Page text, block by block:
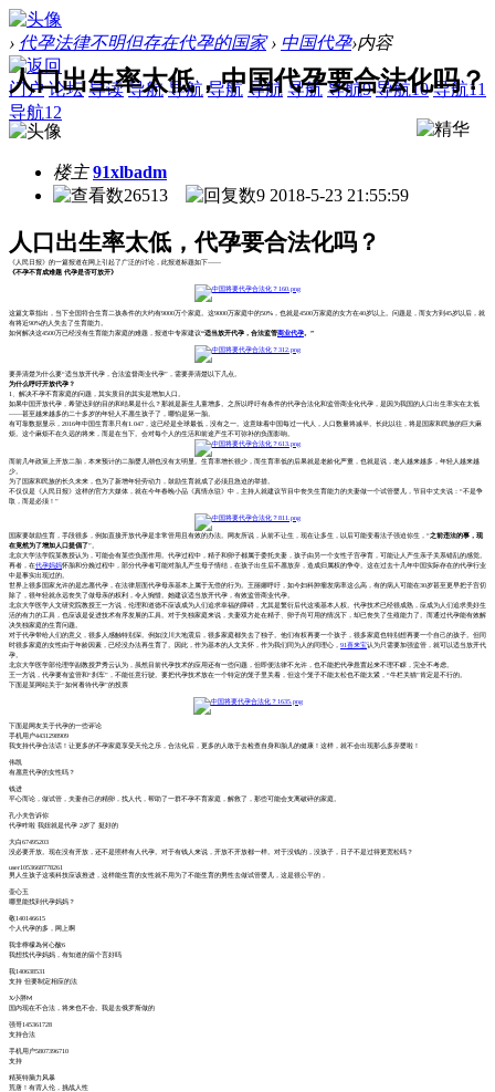
› 代孕法律不明但存在代孕的国家 › 中国代孕›内容
门户 论坛 导读 导航 导航 导航 导航 导航 导航9 导航10 导航11
导航12
人口出生率太低，中国代孕要合法化吗？
楼主 91xlbadm
26513
9 2018-5-23 21:55:59
人口出生率太低，代孕要合法化吗？
《人民日报》的一篇报道在网上引起了广泛的讨论，此报道标题如下——
《不孕不育成难题 代孕是否可放开》
这篇文章指出， 当下全国符合生育二孩条件的大约有9000万个家庭。这9000万家庭中的50% 也就是4500万家庭的女方在40岁以上。问题是， 而女方到45岁以后， 就
有将近90%的人 失去了生育能力。
如何解决这4500万已经没有生育能力家庭的难题，报道中专家建议“适当放开代孕，合法监管商业代孕 ”
要弄清楚为什么要“适当放开代孕，合法监督商业代孕” ，需要弄清楚以下几点。
为什么呼吁开放代孕？
1、 解决不孕不育家庭的问题， 其实质目的其实是增加人口。
如果中国开放代孕 希望达到的目的和结果是什么 ？那就是新生儿童增多。之所以呼吁有条件的代孕合法化和监管商业化代孕 ，是因为我国的人口出生率实在太低
——甚至越来越多的二十多岁的年轻人不愿生孩子了 哪怕是第一胎
有可靠数据显示， 2016年中国生育率只有1.047， 这已经是全球最低，没有之一。 这意味着中国每过一代人，人口数量将减半。长此以往，将是国家和民族的巨大麻
烦。这个麻烦不在久远的将来，而是在当下。会对每个人的生活和前途产生不可弥补的负面影响。
而前几年政策上开放二胎，本来预计的二胎婴儿潮也没有太明显。 生育率增长很少 ，而生育率低的后果就是老龄化严重，也就是说，老人越来越多，年轻人越来越
少。
为了国家和民族的长久未来，也为了新增年轻劳动力，鼓励生育就成了必须且急迫的举措。
不仅仅是《人民日报》 这样的官方大媒体 就在今年春晚小品《真情永驻》中，主持人就建议节目中丧失生育能力的夫妻做一个试管婴儿， 节目中丈夫说： “不是争
取，而是必须！”
国家要鼓励生育，手段很多， 例如直接开放代孕是非常管用且有效的办法 。网友所说，从前不让生，现在让多生，以后可能变着法子强迫你生， “之前违法的事，现
在竟然为了增加人口提倡了”。
北京大学法学院某教授认为， 可能会有某些负面作用。 代孕过程中，精子和卵子都属于委托夫妻，孩子由另一个女性子宫孕育 ，可能让人产生亲子关系错乱的感觉。
再者， 在代孕妈妈怀胎和分娩过程中， 部分代孕者可能对胎儿产生母子情结，在孩子出生后不愿放弃，造成归属权的争夺。 这在过去十几年中国实际存在的代孕行业
中是事实出现过的。
世界 上很多国家允许的是志愿代孕， 在法律层面代孕母亲基本上属于无偿的行为。王丽娜呼吁，如今妇科肿瘤发病率这么高，有的病人可能在30岁甚至更早把子宫切
除了
很年轻就永远丧失了做母亲的权利，令人惋惜。她建议适当放开代孕， 有效监管商业代孕。
北京大学医学人文研究院教授王一方说，伦理和道德不应该成为 人们追求幸福的障碍，尤其是繁衍后代这项基本人权。 代孕技术已经很成熟 ，应成为 人们追求美好生
活的有力的工具，也应该是促进技术有序发展的工具。对于失独家庭来说，夫妻双方处在精子、卵子尚可用的情况下，却已丧失了生殖能力了。 而通过代孕能有效解
决失独家庭的生育问题。
对于代孕带给人们的意义，很多人 感触特别深。 例如汶川大地震后 ，很多家庭都失去了独子。 他们有权再要一个孩子，很多家庭也特别想再要一个自己的孩子 但同
时很多家庭的女性由于年龄因素， 已经没办法再生育了。 因此，作为基本的人文关怀，作为我们同为人的同理心， 91喜来宝认为只需要加强监管， 就可以 适当放开代
孕。
北京大学医学部伦理学副教授尹秀云认为， 虽然目前代孕技术的应用还有一些问题， 但即便法律不允许，也不能把代孕悬置起来不理不睬 ，完全不考虑。
王一方说，代孕要有监管和“刹车”，不能任意行驶。要把代孕技术放在一个特定的笼子里关着，但这个笼子不能太松也不能太紧 “牛栏关猫”肯定是不行的。
下面是某网站关于“如何看待代孕”的投票
下面是网友关于代孕的一些评论
手机用户4431298909
我支持代孕合法话！让更多的不孕家庭享受天伦之乐，合法化后，更多的人敢于去检查自身和胎儿的健康！这样，就不会出现那么多弃婴啦！
伟凯
有愿意代孕的女性吗？
钱进
平心而论，做试管，夫妻自己的精卵，找人代，帮助了一群不孕不育家庭，解救了，那些可能会支离破碎的家庭。
孔小夫告诉你
代孕咋啦 我妞就是代孕 2岁了 挺好的
大白67495203
没必要开放。现在没有开放，还不是照样有人代孕。对于有钱人来说，开放不开放都一样。对于没钱的，没孩子，日子不是过得更宽松吗？
user1053668778261
男人生孩子这项科技应该推进，这样能生育的女性就不用为了不能生育的男性去做试管婴儿，这是很公平的，
壶心玉
哪里能找到代孕妈妈？
敬140146615
个人代孕的多，网上啊
我非檸檬為何心酸6
我想找代孕妈妈，有知道的留个言好吗
我140638531
支持 但要制定相应的法
X小胖M
国内现在不合法，将来也不会。我是去俄罗斯做的
强哥145361728
支持合法
手机用户5807396710
支持
精英特脑力风暴
荒唐！有背人伦，挑战人性